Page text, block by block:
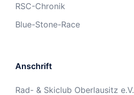
RSC-Chronik
Blue-Stone-Race
Anschrift
Rad- & Skiclub Oberlausitz e.V.